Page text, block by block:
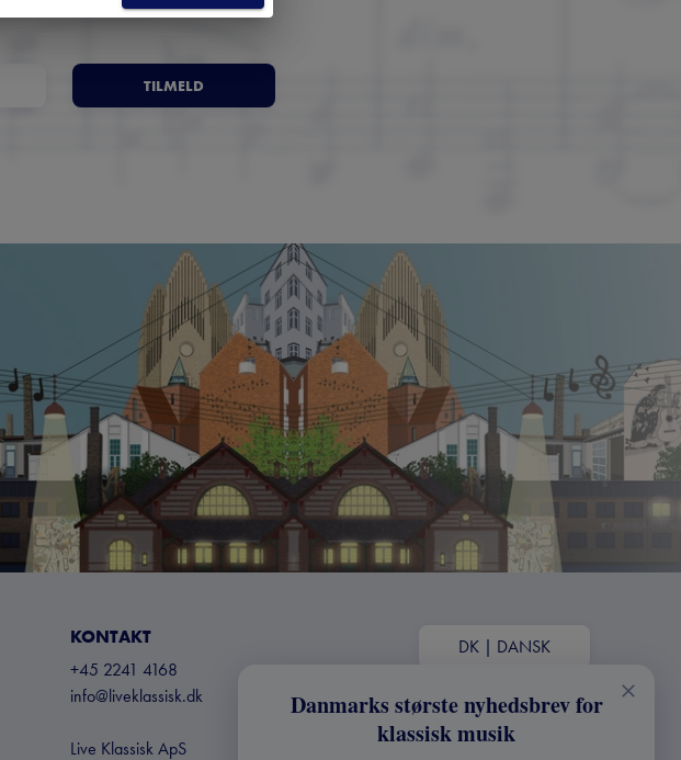
TILMELD
KONTAKT
+45 2241 4168
info@liveklassisk.dk
Live Klassisk ApS
DK | DANSK
Danmarks største nyhedsbrev for
klassisk musik